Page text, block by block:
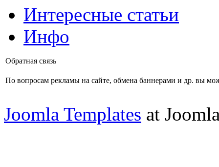
Интересные статьи
Инфо
Обратная связь
По вопросам рекламы на сайте, обмена баннерами и др. вы
Joomla Templates at